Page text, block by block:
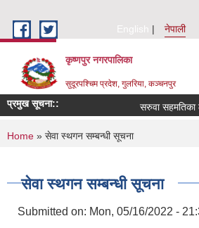
English
नेपाली
कृष्णपुर नगरपालिका
सुदूरपश्चिम प्रदेश, गुलरिया, कञ्चनपुर
प्रमुख सूचना:: सरुवा सहमतिका
You are here
Home » सेवा स्थगन सम्बन्धी सूचना
सेवा स्थगन सम्बन्धी सूचना
Submitted on: Mon, 05/16/2022 -